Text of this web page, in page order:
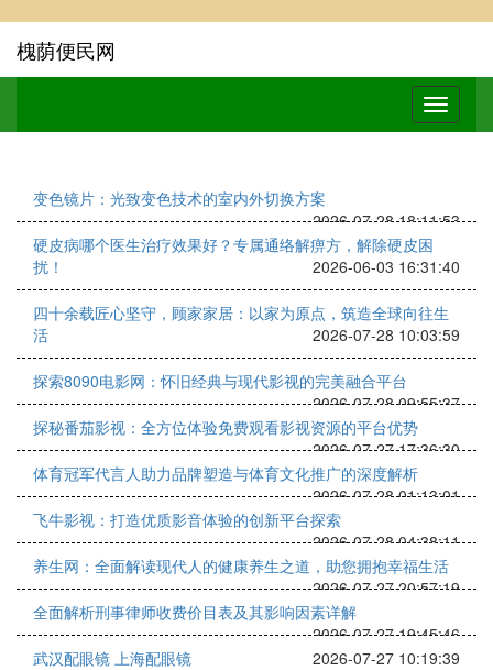
槐荫便民网
变色镜片：光致变色技术的室内外切换方案
2026-07-28 18:11:53
硬皮病哪个医生治疗效果好？专属通络解痹方，解除硬皮困
扰！
2026-06-03 16:31:40
四十余载匠心坚守，顾家家居：以家为原点，筑造全球向往生
活
2026-07-28 10:03:59
探索8090电影网：怀旧经典与现代影视的完美融合平台
2026-07-28 09:55:37
探秘番茄影视：全方位体验免费观看影视资源的平台优势
2026-07-27 17:36:30
体育冠军代言人助力品牌塑造与体育文化推广的深度解析
2026-07-28 01:13:01
飞牛影视：打造优质影音体验的创新平台探索
2026-07-28 04:38:11
养生网：全面解读现代人的健康养生之道，助您拥抱幸福生活
2026-07-27 20:57:19
全面解析刑事律师收费价目表及其影响因素详解
2026-07-27 19:45:46
武汉配眼镜 上海配眼镜
2026-07-27 10:19:39